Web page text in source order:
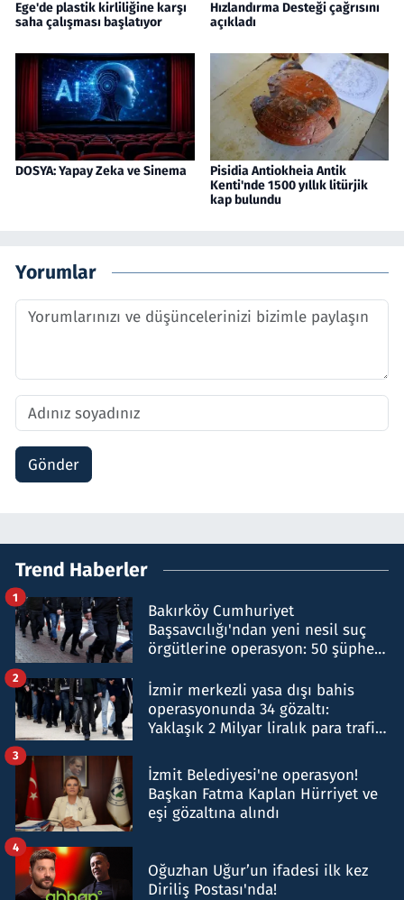
Ege'de plastik kirliliğine karşı
saha çalışması başlatıyor
Hızlandırma Desteği çağrısını
açıkladı
DOSYA: Yapay Zeka ve Sinema
Pisidia Antiokheia Antik
Kenti'nde 1500 yıllık litürjik
kap bulundu
Yorumlar
Gönder
Trend Haberler
Bakırköy Cumhuriyet
Başsavcılığı'ndan yeni nesil suç
örgütlerine operasyon: 50 şüpheli
1
İzmir merkezli yasa dışı bahis
operasyonunda 34 gözaltı:
Yaklaşık 2 Milyar liralık para trafiği
2
İzmit Belediyesi'ne operasyon!
Başkan Fatma Kaplan Hürriyet ve
eşi gözaltına alındı
3
Oğuzhan Uğur’un ifadesi ilk kez
Diriliş Postası'nda!
4